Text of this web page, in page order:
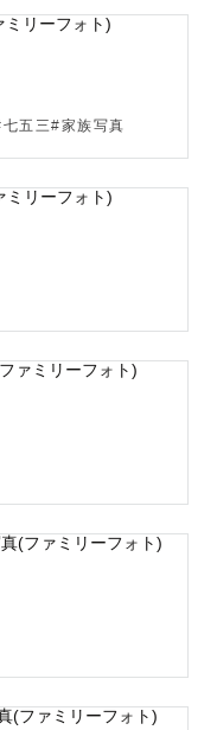
五三#家族写真